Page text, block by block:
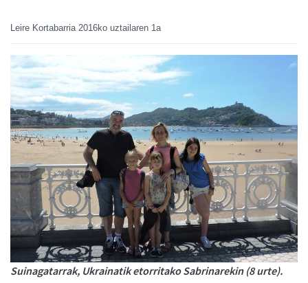
Leire Kortabarria 2016ko uztailaren 1a
Suinagatarrak, Ukrainatik etorritako Sabrinarekin (8 urte).